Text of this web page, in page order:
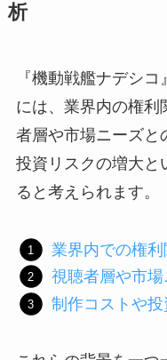
析
『機動戦艦ナデシ
には、業界内の権利
者層や市場ニーズと
投資リスクの増大と
ると考えられます。
業界内での権
視聴者層や市
制作コストや